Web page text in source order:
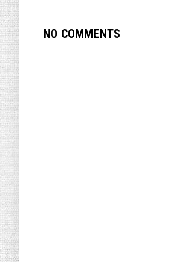
NO COMMENTS